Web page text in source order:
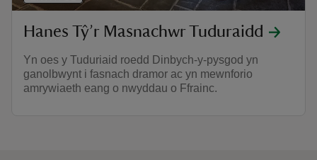
Hanes Tŷ’r Masnachwr Tuduraidd
Yn oes y Tuduriaid roedd Dinbych-y-pysgod yn
ganolbwynt i fasnach dramor ac yn mewnforio
amrywiaeth eang o nwyddau o Ffrainc.